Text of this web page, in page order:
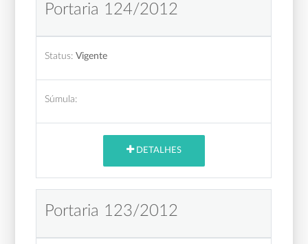
Portaria 124/2012
Status: Vigente
Súmula:
DETALHES
Portaria 123/2012